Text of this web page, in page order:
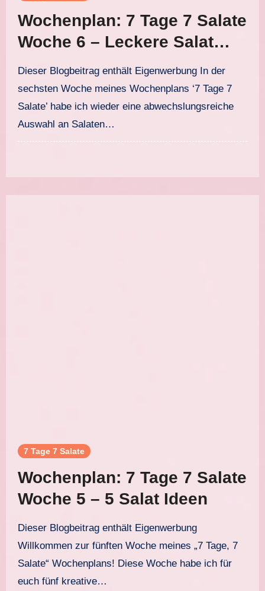
Wochenplan: 7 Tage 7 Salate
Woche 6 – Leckere Salat
Rezepte
Dieser Blogbeitrag enthält Eigenwerbung In der
sechsten Woche meines Wochenplans ‘7 Tage 7
Salate’ habe ich wieder eine abwechslungsreiche
Auswahl an Salaten…
7 Tage 7 Salate
Wochenplan: 7 Tage 7 Salate
Woche 5 – 5 Salat Ideen
Dieser Blogbeitrag enthält Eigenwerbung
Willkommen zur fünften Woche meines „7 Tage, 7
Salate“ Wochenplans! Diese Woche habe ich für
euch fünf kreative…